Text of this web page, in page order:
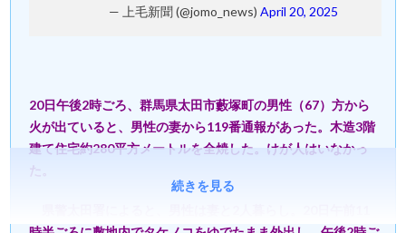
— 上毛新聞 (@jomo_news) April 20, 2025
20日午後2時ごろ、群馬県太田市藪塚町の男性（67）方から
火が出ていると、男性の妻から119番通報があった。木造3階
建て住宅約280平方メートルを全焼した。けが人はいなかっ
た。
続きを見る